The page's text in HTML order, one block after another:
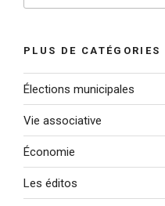
PLUS DE CATÉGORIES
Élections municipales
Vie associative
Économie
Les éditos